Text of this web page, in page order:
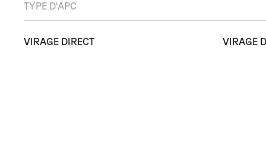
TYPE D'APC
VIRAGE DIRECT VIRAGE